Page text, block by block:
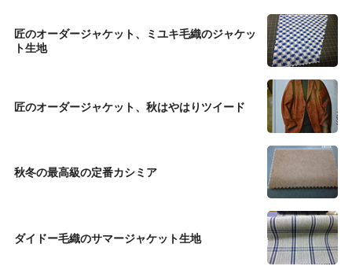
匠のオーダージャケット、ミユキ毛織のジャケッ
ト生地
匠のオーダージャケット、秋はやはりツイード
秋冬の最高級の定番カシミア
ダイドー毛織のサマージャケット生地